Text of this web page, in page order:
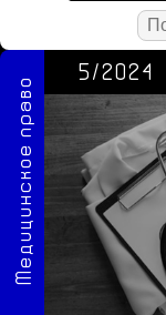
Медицинское право
5/2024